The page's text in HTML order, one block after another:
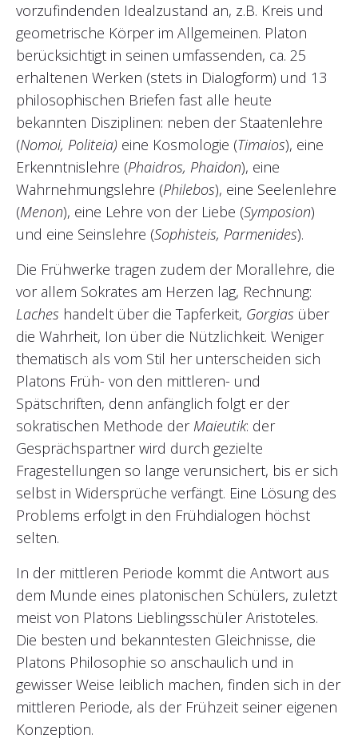
vorzufindenden Idealzustand an, z.B. Kreis und
geometrische Körper im Allgemeinen. Platon
berücksichtigt in seinen umfassenden, ca. 25
erhaltenen Werken (stets in Dialogform) und 13
philosophischen Briefen fast alle heute
bekannten Disziplinen: neben der Staatenlehre
(Nomoi, Politeia) eine Kosmologie (Timaios), eine
Erkenntnislehre (Phaidros, Phaidon), eine
Wahrnehmungslehre (Philebos), eine Seelenlehre
(Menon), eine Lehre von der Liebe (Symposion)
und eine Seinslehre (Sophisteis, Parmenides).
Die Frühwerke tragen zudem der Morallehre, die
vor allem Sokrates am Herzen lag, Rechnung:
Laches handelt über die Tapferkeit, Gorgias über
die Wahrheit, Ion über die Nützlichkeit. Weniger
thematisch als vom Stil her unterscheiden sich
Platons Früh- von den mittleren- und
Spätschriften, denn anfänglich folgt er der
sokratischen Methode der Maieutik: der
Gesprächspartner wird durch gezielte
Fragestellungen so lange verunsichert, bis er sich
selbst in Widersprüche verfängt. Eine Lösung des
Problems erfolgt in den Frühdialogen höchst
selten.
In der mittleren Periode kommt die Antwort aus
dem Munde eines platonischen Schülers, zuletzt
meist von Platons Lieblingsschüler Aristoteles.
Die besten und bekanntesten Gleichnisse, die
Platons Philosophie so anschaulich und in
gewisser Weise leiblich machen, finden sich in der
mittleren Periode, als der Frühzeit seiner eigenen
Konzeption.